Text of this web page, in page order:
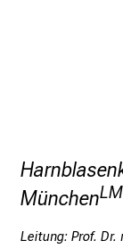
München
Leitung: Prof. Dr.